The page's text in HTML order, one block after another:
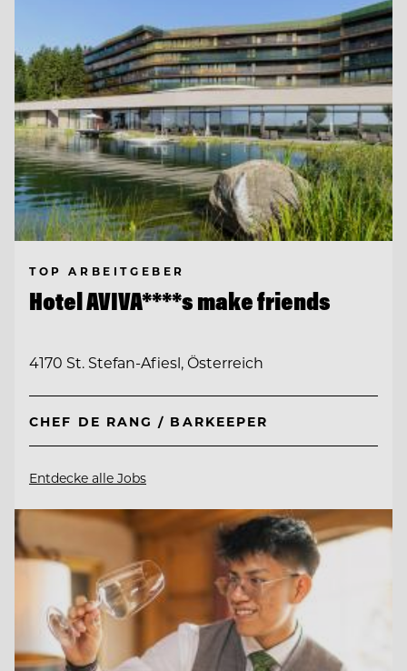
TOP ARBEITGEBER
Hotel AVIVA****s make friends
4170 St. Stefan-Afiesl, Österreich
CHEF DE RANG / BARKEEPER
Entdecke alle Jobs